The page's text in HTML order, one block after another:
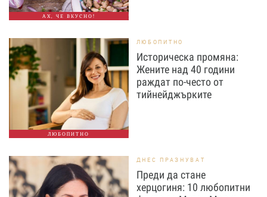
АХ, ЧЕ ВКУСНО!
ЛЮБОПИТНО
ЛЮБОПИТНО
Историческа промяна:
Жените над 40 години
раждат по-често от
тийнейджърките
ДНЕС ПРАЗНУВАТ
Преди да стане
херцогиня: 10 любопитни